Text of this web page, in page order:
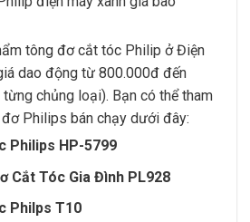
tông đơ cắt tóc Philip ở Điện
dao động từ 800.000đ đến
chủng loại). Bạn có thể tham
Philips bán chạy dưới đây:
Philips HP-5799
Cắt Tóc Gia Đình PL928
Philps T10